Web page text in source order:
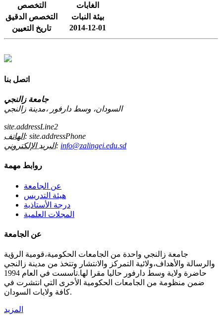
التخصص
الغابات
التخصص الدقيق
بيئة النبات
تاريخ التعيين
2014-12-01
اتصل بنا
جامعة زالنجي
السودان، وسط دارفور ،مدينة زالنجي
site.addressLine2
الهاتف: site.addressPhone
البريد الإلكتروني: info@zalingei.edu.sd
روابط مهمة
عن الجامعة
هيئة التدريس
درجة الأستاذية
المجلات العلمية
عن الجامعة
جامعة زالنجي واحدة من الجامعات الحكومية،قومية الرؤية
والرسالة والأهداف،ولائية التمركز والانتشار وتتخذ من مدينة زالنجي
حاضرة ولاية وسط دارفور حاليا مقرا لها.تأسست في العام 1994
ضمن منظومة من الجامعات الحكومية الأخرى التي انتشرت في
كافة ولايات السودان.
المزيد